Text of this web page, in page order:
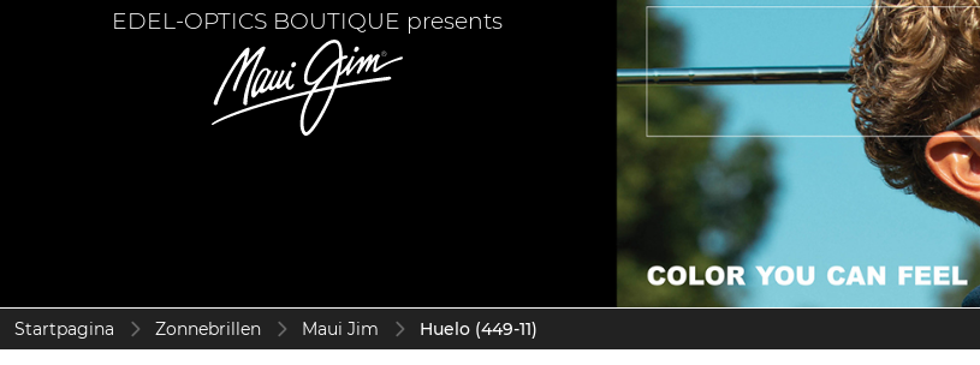
EDEL-OPTICS BOUTIQUE presents
Startpagina Zonnebrillen Maui Jim Huelo (449-11)